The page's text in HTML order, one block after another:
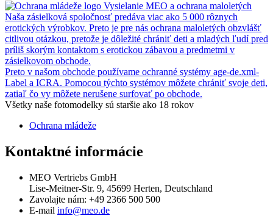
Vysielanie MEO a ochrana maloletých
Naša zásielková spoločnosť predáva viac ako 5 000 rôznych
erotických výrobkov. Preto je pre nás ochrana maloletých obzvlášť
citlivou otázkou, pretože je dôležité chrániť deti a mladých ľudí pred
príliš skorým kontaktom s erotickou zábavou a predmetmi v
zásielkovom obchode.
Preto v našom obchode používame ochranné systémy age-de.xml-
Label a ICRA. Pomocou týchto systémov môžete chrániť svoje deti,
zatiaľ čo vy môžete nerušene surfovať po obchode.
Všetky naše fotomodelky sú staršie ako 18 rokov
Ochrana mládeže
Kontaktné informácie
MEO Vertriebs GmbH
Lise-Meitner-Str. 9, 45699 Herten, Deutschland
Zavolajte nám: +49 2366 500 500
E-mail info@meo.de